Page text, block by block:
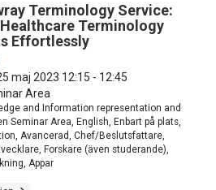
Terminology Service:
Terminology
Effortlessly
maj 2023 12:15 - 12:45
Area
and Information representation and
Seminar Area, English, Enbart på plats,
Avancerad, Chef/Beslutsfattare,
Forskare (även studerande),
Appar